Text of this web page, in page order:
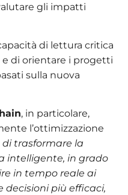
gli impatti
di lettura critica
e di orientare i progetti
sulla nuova
, in particolare,
l’ottimizzazione
di trasformare la
intelligente, in grado
in tempo reale ai
più efficaci,